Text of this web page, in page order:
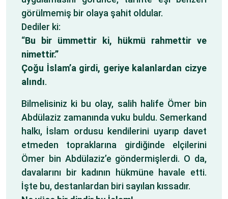
görülmemiş bir olaya şahit oldular.
Dediler ki:
“Bu bir ümmettir ki, hükmü rahmettir ve
nimettir.”
Çoğu İslam’a girdi, geriye kalanlardan cizye
alındı.
Bilmelisiniz ki bu olay, salih halife Ömer bin
Abdülaziz zamanında vuku buldu. Semerkand
halkı, İslam ordusu kendilerini uyarıp davet
etmeden topraklarına girdiğinde elçilerini
Ömer bin Abdülaziz’e göndermişlerdi. O da,
davalarını bir kadının hükmüne havale etti.
İşte bu, destanlardan biri sayılan kıssadır.